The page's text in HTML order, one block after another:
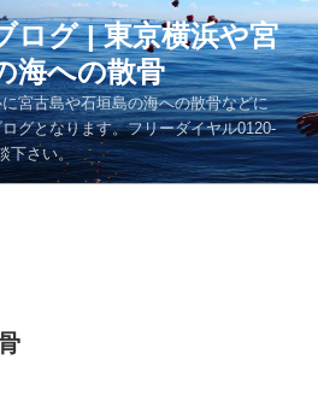
ログ | 東京横浜や宮
海への散骨
宮古島や石垣島の海への散骨などに
グとなります。フリーダイヤル0120-
下さい。